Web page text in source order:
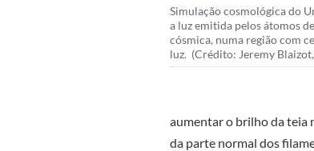
Simulação cosmológica do
a luz emitida pelos átomos
cósmica, numa região com
luz. (Crédito: Jeremy
aumentar o brilho da teia
da parte normal dos